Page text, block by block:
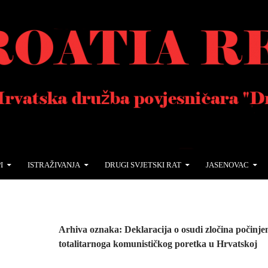
ISTRAŽIVANJA DRUGI SVJETSKI RAT JASENOVAC
Arhiva oznaka: Deklaracija o osudi zločina
totalitarnoga komunističkog poretka u Hrvatskoj